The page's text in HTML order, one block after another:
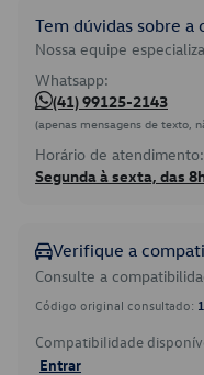
Tem dúvidas sobre
Nossa equipe
Whatsapp:
(41) 99125-2143
(apenas mensagens de texto,
Horário de atendimento:
Segunda à sexta, das
Verifique a
Consulte a
Código original consultado:
Compatibilidade
Entrar